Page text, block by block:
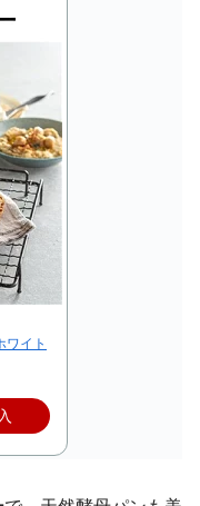
ワイト